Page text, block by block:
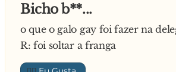
Bicho b**...
o que o galo gay foi fazer na
R: foi soltar a franga